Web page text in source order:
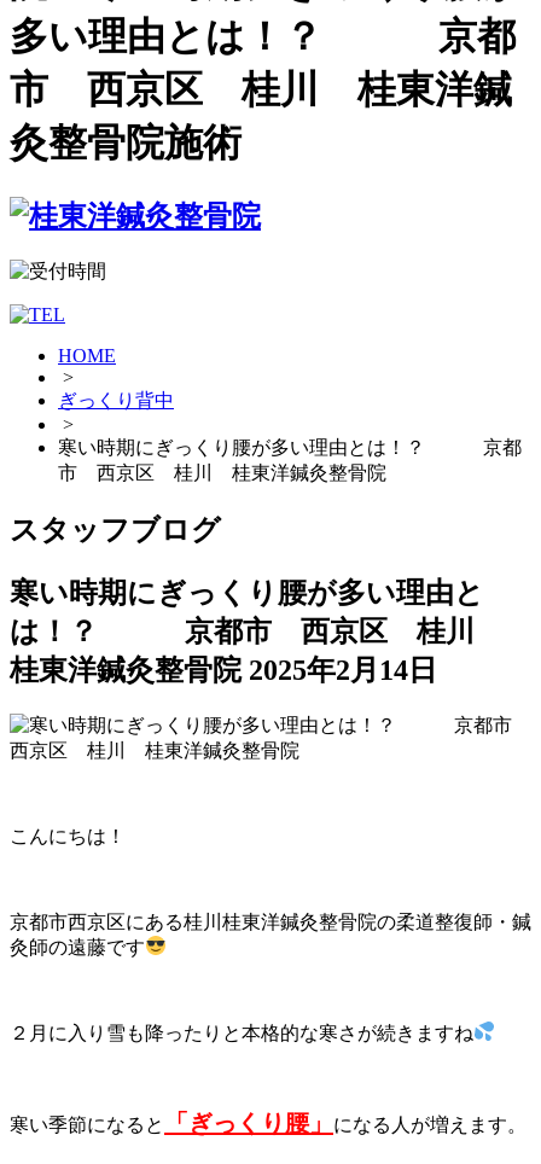
多い理由とは！？ 京都
市 西京区 桂川 桂東洋鍼
灸整骨院施術
HOME
>
ぎっくり背中
>
寒い時期にぎっくり腰が多い理由とは！？ 京都
市 西京区 桂川 桂東洋鍼灸整骨院
スタッフブログ
寒い時期にぎっくり腰が多い理由と
は！？ 京都市 西京区 桂川
桂東洋鍼灸整骨院 2025年2月14日
こんにちは！
京都市西京区にある桂川桂東洋鍼灸整骨院の柔道整復師・鍼
灸師の遠藤です
２月に入り雪も降ったりと本格的な寒さが続きますね
寒い季節になると 「ぎっくり腰」 になる人が増えます。